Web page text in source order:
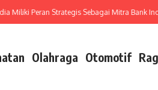
Peran Strategis Sebagai Mitra Bank
Olahraga Otomotif